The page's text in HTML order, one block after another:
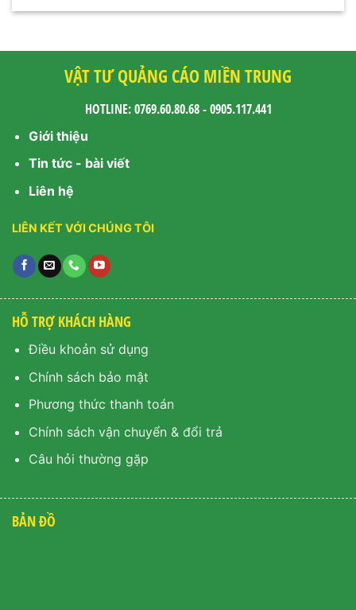
VẬT TƯ QUẢNG CÁO MIỀN TRUNG
HOTLINE: 0769.60.80.68 - 0905.117.441
Giới thiệu
Tin tức - bài viết
Liên hệ
LIÊN KẾT VỚI CHÚNG TÔI
HỖ TRỢ KHÁCH HÀNG
Điều khoản sử dụng
Chính sách bảo mật
Phương thức thanh toán
Chính sách vận chuyển & đổi trả
Câu hỏi thường gặp
BẢN ĐỒ